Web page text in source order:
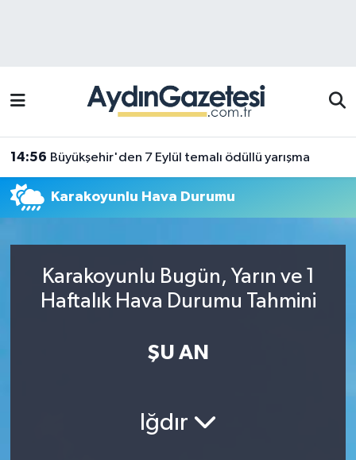
14:56 Büyükşehir'den 7 Eylül temalı ödüllü yarışma
Karakoyunlu Hava Durumu
Karakoyunlu Bugün, Yarın ve 1
Haftalık Hava Durumu Tahmini
ŞU AN
Iğdır
Efeler Trafik Yoğunluk Haritası
Süper Lig Puan Durumu ve Fikstür
Tüm Manşetler
Son Dakika Haberleri